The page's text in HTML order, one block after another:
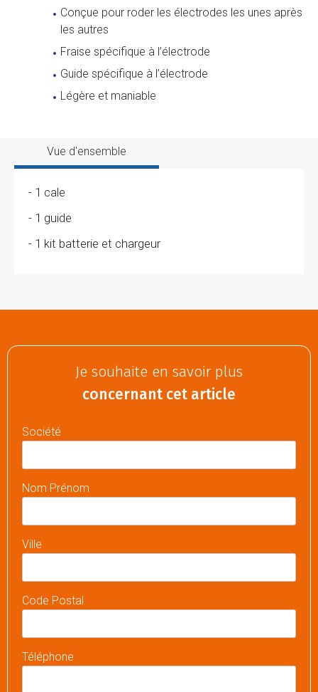
Conçue pour roder les électrodes les unes après
les autres
Fraise spécifique à l’électrode
Guide spécifique à l’électrode
Légère et maniable
Vue d'ensemble
- 1 cale
- 1 guide
- 1 kit batterie et chargeur
Je souhaite en savoir plus
concernant cet article
Société
Nom Prénom
Ville
Code Postal
Téléphone